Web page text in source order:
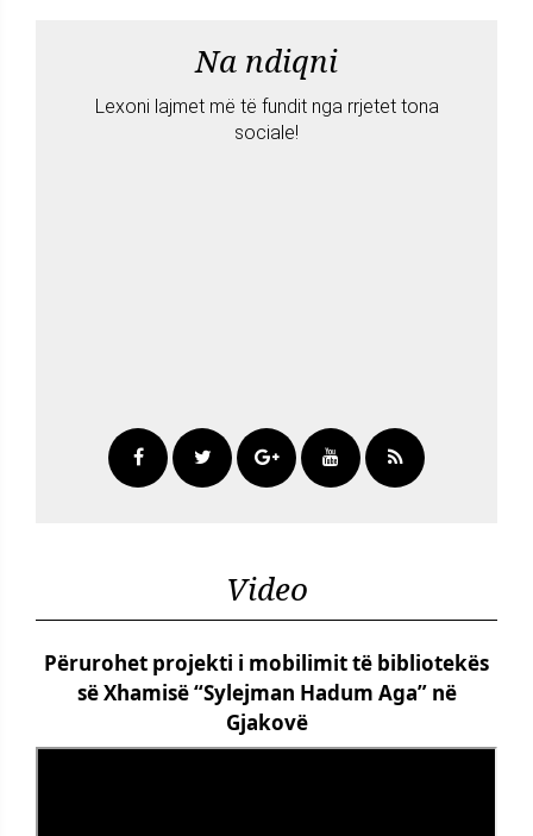
Na ndiqni
Lexoni lajmet më të fundit nga rrjetet tona
sociale!
Video
Përurohet projekti i mobilimit të bibliotekës
së Xhamisë “Sylejman Hadum Aga” në
Gjakovë